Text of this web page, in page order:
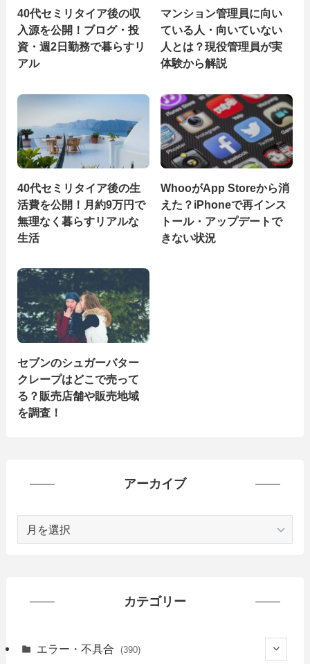
40代セミリタイア後の収
入源を公開！ブログ・投
資・週2日勤務で暮らすリ
アル
マンション管理員に向い
ている人・向いていない
人とは？現役管理員が実
体験から解説
40代セミリタイア後の生
活費を公開！月約9万円で
無理なく暮らすリアルな
生活
WhooがApp Storeから消
えた？iPhoneで再インス
トール・アップデートで
きない状況
セブンのシュガーバター
クレープはどこで売って
る？販売店舗や販売地域
を調査！
アーカイブ
カテゴリー
エラー・不具合 (390)